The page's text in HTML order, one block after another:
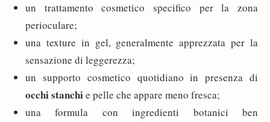
un trattamento cosmetico specifico per la zona
perioculare;
una texture in gel, generalmente apprezzata per la
sensazione di leggerezza;
un supporto cosmetico quotidiano in presenza di
occhi stanchie pelle che appare meno fresca;
una formula con ingredienti botanici ben